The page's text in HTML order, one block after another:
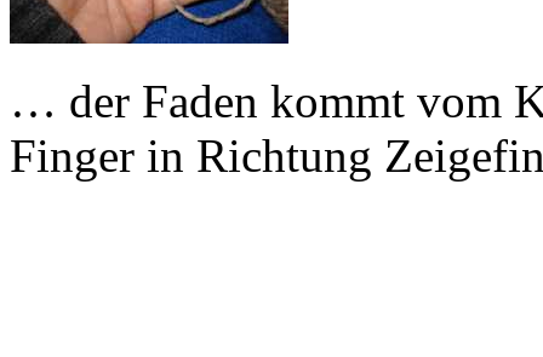
… der Faden kommt vom
Finger in Richtung